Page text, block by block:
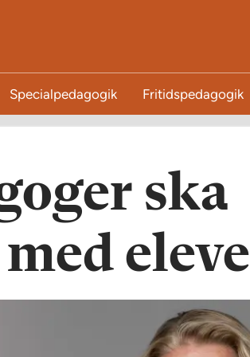
Specialpedagogik Fritidspedagogik
ska